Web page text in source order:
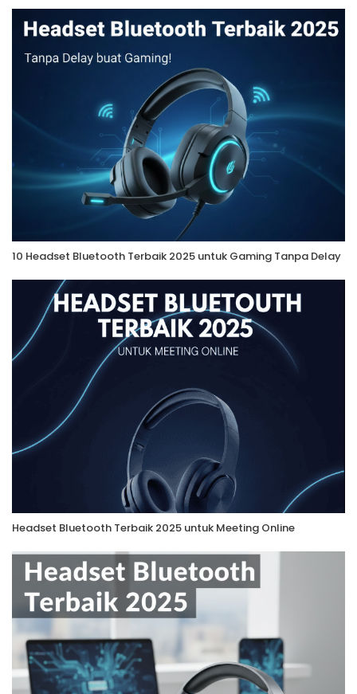
10 Headset Bluetooth Terbaik 2025 untuk Gaming Tanpa Delay
Headset Bluetooth Terbaik 2025 untuk Meeting Online